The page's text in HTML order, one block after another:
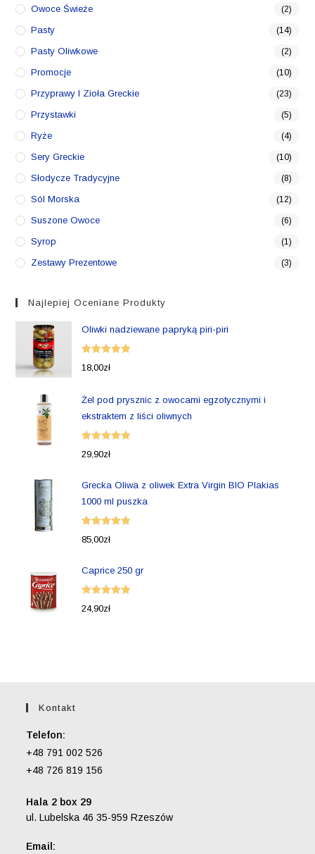
Owoce Świeże (2)
Pasty (14)
Pasty Oliwkowe (2)
Promocje (10)
Przyprawy I Zioła Greckie (23)
Przystawki (5)
Ryże (4)
Sery Greckie (10)
Słodycze Tradycyjne (8)
Sól Morska (12)
Suszone Owoce (6)
Syrop (1)
Zestawy Prezentowe (3)
Najlepiej Oceniane Produkty
Oliwki nadziewane papryką piri-piri
Oceniono
18,00zł
Żel pod prysznic z owocami egzotycznymi i
ekstraktem z liści oliwnych
Oceniono
29,90zł
Grecka Oliwa z oliwek Extra Virgin BIO Plakias
1000 ml puszka
Oceniono
85,00zł
Caprice 250 gr
Oceniono
24,90zł
Kontakt
Telefon:
+48 791 002 526
+48 726 819 156
Hala 2 box 29
ul. Lubelska 46 35-959 Rzeszów
Email: